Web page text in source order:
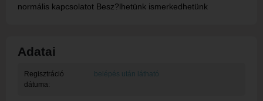
normális kapcsolatot Besz?lhetünk ismerkedhetünk
Adatai
Regisztráció
dátuma:
belépés után látható